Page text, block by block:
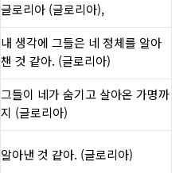
글로리아 (글로리아),
내 생각에 그들은 네 정체를 알아
챈 것 같아. (글로리아)
그들이 네가 숨기고 살아온 가명까
지 (글로리아)
알아낸 것 같아. (글로리아)